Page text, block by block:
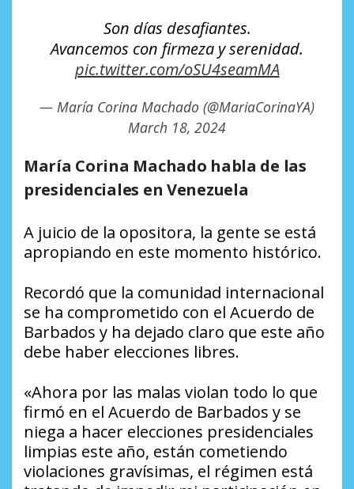
Son días desafiantes.
Avancemos con firmeza y serenidad.
pic.twitter.com/oSU4seamMA
— María Corina Machado (@MariaCorinaYA)
March 18, 2024
María Corina Machado habla de las
presidenciales en Venezuela
A juicio de la opositora, la gente se está
apropiando en este momento histórico.
Recordó que la comunidad internacional
se ha comprometido con el Acuerdo de
Barbados y ha dejado claro que este año
debe haber elecciones libres.
«Ahora por las malas violan todo lo que
firmó en el Acuerdo de Barbados y se
niega a hacer elecciones presidenciales
limpias este año, están cometiendo
violaciones gravísimas, el régimen está